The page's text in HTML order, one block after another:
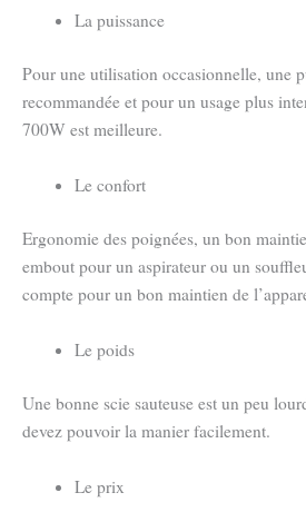
La puissance
Pour une utilisation occasionnelle, une
recommandée et pour un usage plus
700W est meilleure.
Le confort
Ergonomie des poignées, un bon
embout pour un aspirateur ou un
compte pour un bon maintien de
Le poids
Une bonne scie sauteuse est un peu
devez pouvoir la manier facilement.
Le prix